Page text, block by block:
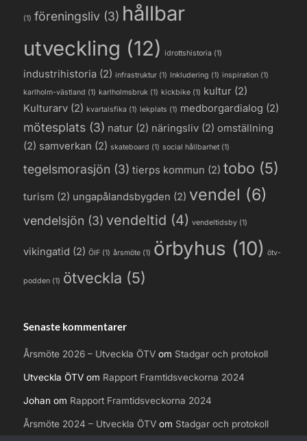
(1) föreningsliv (3) hållbar
utveckling (12) idrottshistoria (1)
industrihistoria (2) infrastruktur (1) Inkludering (1) inspiration (1)
karlholm-västland (1) karlholmsbruk (1) kickbike (1) kultur (2)
Kulturarv (2) kvartalsfika (1) lekplats (1) medborgardialog (2)
mötesplats (3) natur (2) näringsliv (2) omställning
(2) samverkan (2) skateboard (1) social hållbarhet (1)
tegelsmorasjön (3) tierps kommun (2) tobo (5)
turism (2) ungapålandsbygden (2) vendel (6)
vendelsjön (3) vendeltid (4) vendeltidsby (1)
vikingatid (2) ÖIF (1) årsmöte (1) örbyhus (10) ötv-
podden (1) ötveckla (5)
Senaste kommentarer
Årsmöte 2026 – Utveckla ÖTV om Stadgar och protokoll
Utveckla ÖTV om Rapport Framtidsveckorna 2024
Johan om Rapport Framtidsveckorna 2024
Årsmöte 2024 – Utveckla ÖTV om Stadgar och protokoll